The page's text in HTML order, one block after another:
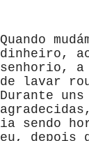
Quando
dinheiro,
senhorio, a
de lavar
Durante
ia sendo
eu, depois